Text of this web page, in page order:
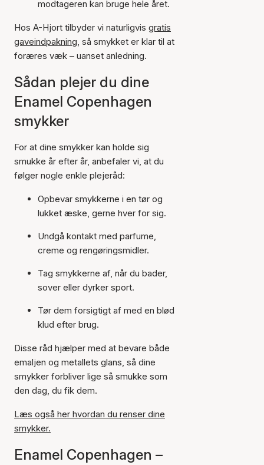
modtageren kan bruge hele året.
Hos A-Hjort tilbyder vi naturligvis gratis
gaveindpakning, så smykket er klar til at
foræres væk – uanset anledning.
Sådan plejer du dine
Enamel Copenhagen
smykker
For at dine smykker kan holde sig
smukke år efter år, anbefaler vi, at du
følger nogle enkle plejeråd:
Opbevar smykkerne i en tør og
lukket æske, gerne hver for sig.
Undgå kontakt med parfume,
creme og rengøringsmidler.
Tag smykkerne af, når du bader,
sover eller dyrker sport.
Tør dem forsigtigt af med en blød
klud efter brug.
Disse råd hjælper med at bevare både
emaljen og metallets glans, så dine
smykker forbliver lige så smukke som
den dag, du fik dem.
Læs også her hvordan du renser dine
smykker.
Enamel Copenhagen –